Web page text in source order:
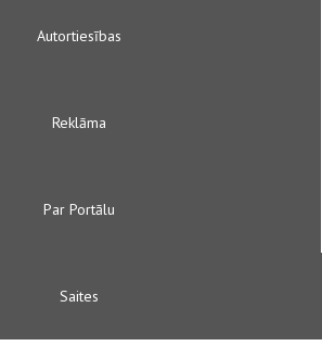
Autortiesības
Reklāma
Par Portālu
Saites